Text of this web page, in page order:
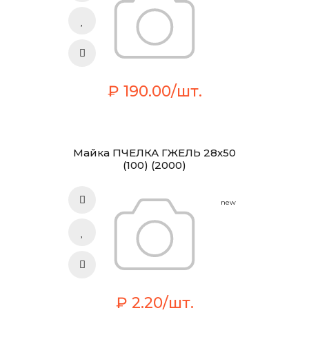
₽ 190.00/шт.
Майка ПЧЕЛКА ГЖЕЛЬ 28х50
(100) (2000)
new
₽ 2.20/шт.